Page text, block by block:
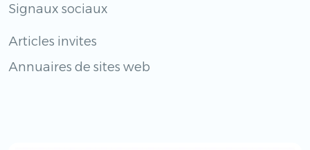
Signaux sociaux
Articles invites
Annuaires de sites web